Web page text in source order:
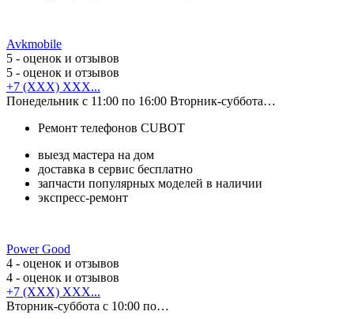
Avkmobile
5 - оценок и отзывов
5 - оценок и отзывов
+7 (XXX) XXX...
Понедельник с 11:00 по 16:00 Вторник-суббота…
Ремонт телефонов CUBOT
выезд мастера на дом
доставка в сервис бесплатно
запчасти популярных моделей в наличии
экспресс-ремонт
Power Good
4 - оценок и отзывов
4 - оценок и отзывов
+7 (XXX) XXX...
Вторник-суббота с 10:00 по…